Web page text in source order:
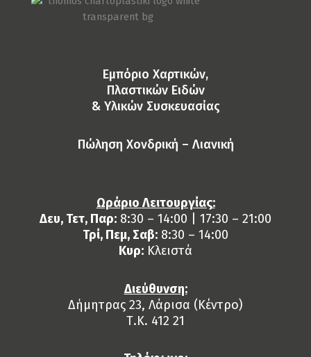
Eμπόριο Χαρτικών,
Πλαστικών Ειδών
& Yλικών Συσκευασίας
Πώληση Χονδρική – Λιανική
Ωράριο Λειτουργίας:
Δευ, Τετ, Παρ: 8:30 – 14:00 | 17:30 – 21:00
Τρί, Πεμ, Σαβ: 8:30 – 14:00
Κυρ: Κλειστά
Διεύθυνση:
Δήμητρας 23, Λάρισα (Κέντρο)
Τ.Κ. 412 21